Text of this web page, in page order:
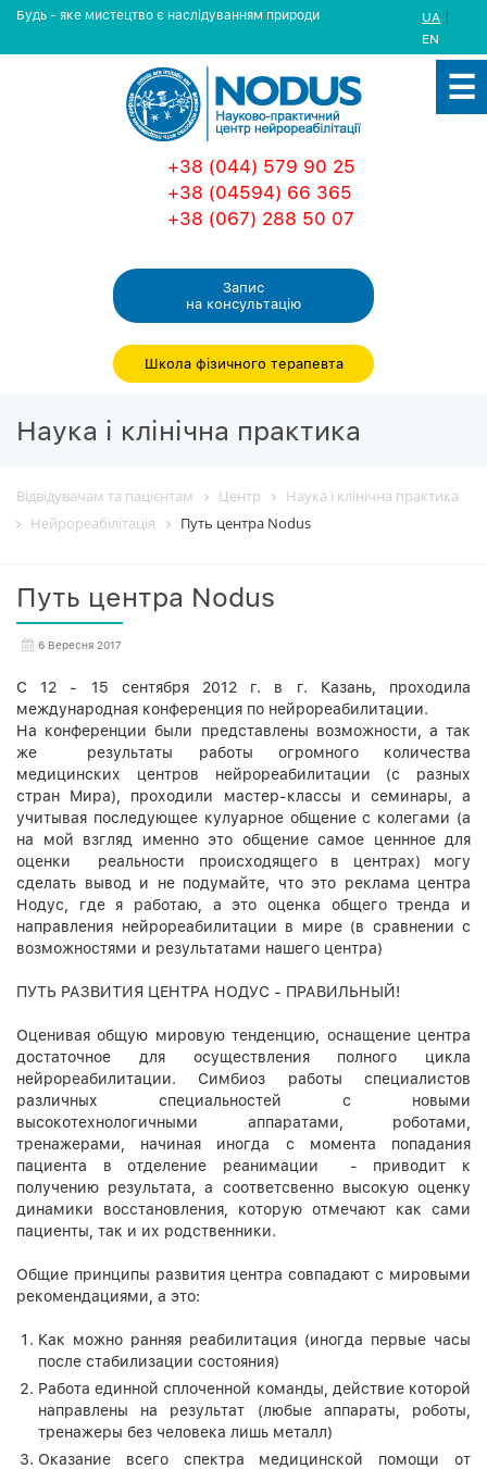
Будь - яке мистецтво є наслідуванням природи UA |
EN
+38 (044) 579 90 25
+38 (04594) 66 365
+38 (067) 288 50 07
Запис
на консультацiю
Школа фізичного терапевта
Наука і клінічна практика
Відвідувачам та пацієнтам Центр
Наука і клінічна практика
Нейрореабілітація
Путь центра Nodus
Путь центра Nodus
6 Вересня 2017
С 12 - 15 сентября 2012 г. в г. Казань, проходила
международная конференция по нейрореабилитации.
На конференции были представлены возможности, а так
же результаты работы огромного количества
медицинских центров нейрореабилитации (с разных
стран Мира), проходили мастер-классы и семинары, а
учитывая последующее кулуарное общение с колегами (а
на мой взгляд именно это общение самое ценнное для
оценки реальности происходящего в центрах) могу
сделать вывод и не подумайте, что это реклама центра
Нодус, где я работаю, а это оценка общего тренда и
направления нейрореабилитации в мире (в сравнении с
возможностями и результатами нашего центра)
ПУТЬ РАЗВИТИЯ ЦЕНТРА НОДУС - ПРАВИЛЬНЫЙ!
Оценивая общую мировую тенденцию, оснащение центра
достаточное для осуществления полного цикла
нейрореабилитации. Симбиоз работы специалистов
различных специальностей с новыми
высокотехнологичными аппаратами, роботами,
тренажерами, начиная иногда с момента попадания
пациента в отделение реанимации - приводит к
получению результата, а соответсвенно высокую оценку
динамики восстановления, которую отмечают как сами
пациенты, так и их родственники.
Общие принципы развития центра совпадают с мировыми
рекомендациями, а это:
Как можно ранняя реабилитация (иногда первые часы
после стабилизации состояния)
Работа единной сплоченной команды, действие которой
направлены на результат (любые аппараты, роботы,
тренажеры без человека лишь металл)
Оказание всего спектра медицинской помощи от